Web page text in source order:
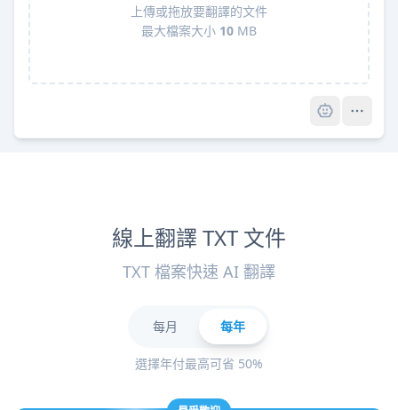
上傳或拖放要翻譯的文件
最大檔案大小 10 MB
線上翻譯 TXT 文件
TXT 檔案快速 AI 翻譯
每月 每年
選擇年付最高可省 50%